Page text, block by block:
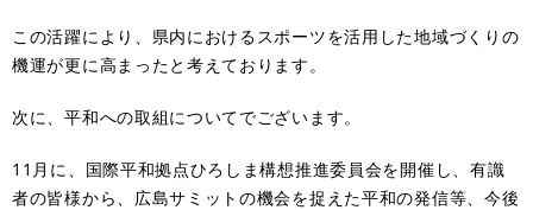
この活躍により、県内におけるスポーツを活用した地域づくりの
機運が更に高まったと考えております。
次に、平和への取組についてでございます。
11月に、国際平和拠点ひろしま構想推進委員会を開催し、有識
者の皆様から、広島サミットの機会を捉えた平和の発信等、今後